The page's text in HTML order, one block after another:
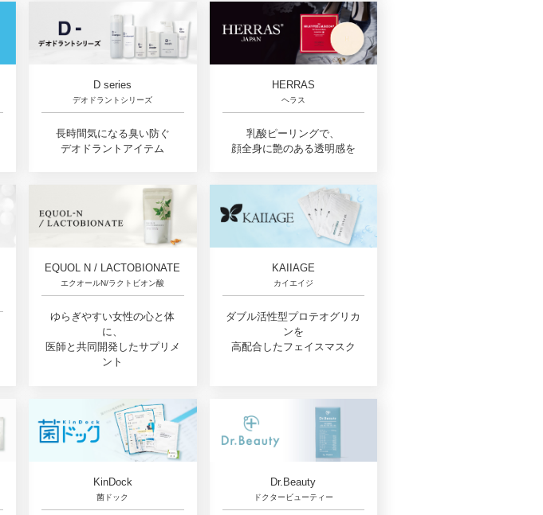
D series
デオドラントシリーズ
長時間気になる臭い防ぐ
デオドラントアイテム
HERRAS
ヘラス
乳酸ピーリングで、
顔全身に艶のある透明感を
EQUOL N / LACTOBIONATE
エクオールN/ラクトビオン酸
ゆらぎやすい女性の心と体
に、
医師と共同開発したサプリメ
ント
KAIIAGE
カイエイジ
ダブル活性型プロテオグリカ
ンを
高配合したフェイスマスク
KinDock
菌ドック
Dr.Beauty
ドクタービューティー